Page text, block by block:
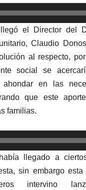
el Director del
Claudio
al respecto,
social se
ahondar en las
que este
familias.
llegado a
sin embargo
intervino